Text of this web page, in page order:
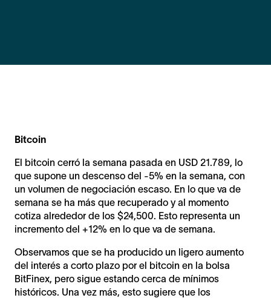
Bitcoin
El bitcoin cerró la semana pasada en USD 21.789, lo
que supone un descenso del -5% en la semana, con
un volumen de negociación escaso. En lo que va de
semana se ha más que recuperado y al momento
cotiza alrededor de los $24,500. Esto representa un
incremento del +12% en lo que va de semana.
Observamos que se ha producido un ligero aumento
del interés a corto plazo por el bitcoin en la bolsa
BitFinex, pero sigue estando cerca de mínimos
históricos. Una vez más, esto sugiere que los